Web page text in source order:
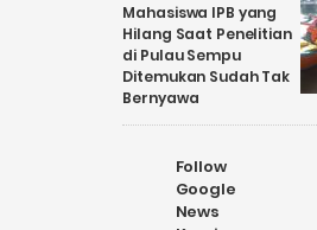
Mahasiswa IPB yang
Hilang Saat Penelitian
di Pulau Sempu
Ditemukan Sudah Tak
Bernyawa
Follow
Google
News